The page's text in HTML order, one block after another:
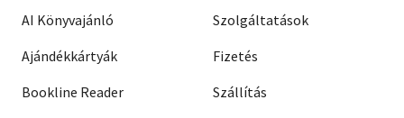
AI Könyvajánló
Ajándékkártyák
Bookline Reader
Szolgáltatások
Fizetés
Szállítás